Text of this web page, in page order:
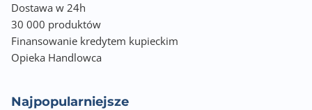
Heat dissipation (BTU/hr): 125.83
Zawartość: Power cord, Rack mounting kit
Dostawa w 24h
30 000 produktów
Finansowanie kredytem kupieckim
Opieka Handlowca
Najpopularniejsze